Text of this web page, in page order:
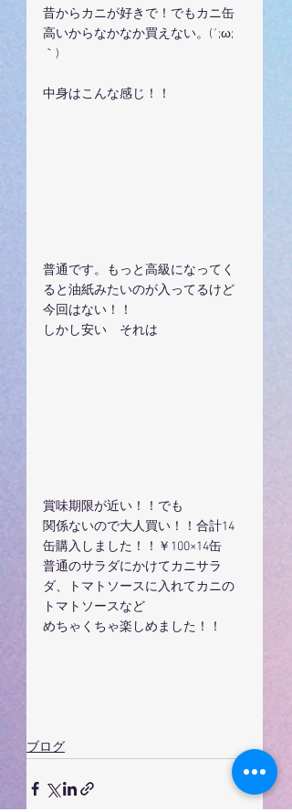
昔からカニが好きで！でもカニ缶
高いからなかなか買えない。(´;ω;
｀)
中身はこんな感じ！！
普通です。もっと高級になってく
ると油紙みたいのが入ってるけど
今回はない！！
しかし安い　それは
賞味期限が近い！！でも
関係ないので大人買い！！合計14
缶購入しました！！￥100×14缶
普通のサラダにかけてカニサラ
ダ、トマトソースに入れてカニの
トマトソースなど
めちゃくちゃ楽しめました！！
ブログ